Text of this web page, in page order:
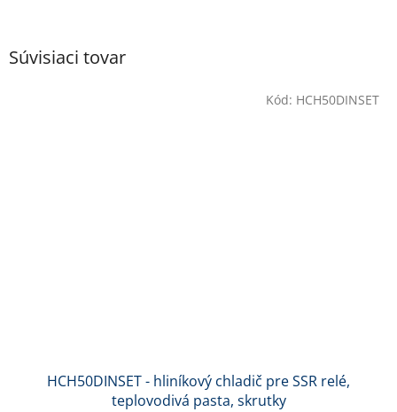
Súvisiaci tovar
HCH50DINSET - hliníkový chladič pre SSR relé,
teplovodivá pasta, skrutky
Kód: HCH50DINSET